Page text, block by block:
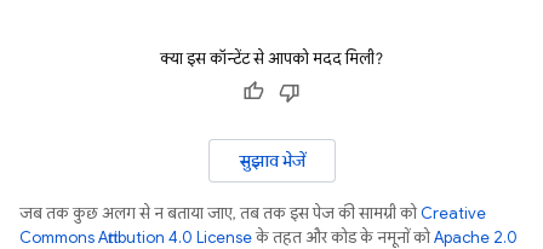
क्या इस कॉन्टेंट से आपको मदद मिली?
सुझाव भेजें
जब तक कुछ अलग से न बताया जाए, तब तक इस पेज की सामग्री कोCreative
Commons Attribution 4.0 Licenseके तहत और कोड के नमूनों कोApache 2.0